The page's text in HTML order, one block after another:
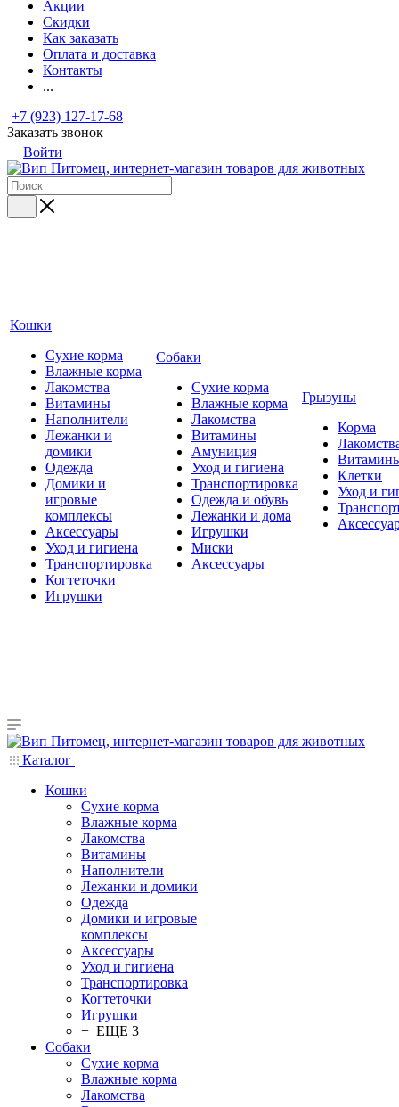
Акции
Скидки
Как заказать
Оплата и доставка
Контакты
...
+7 (923) 127-17-68
Заказать звонок
Войти
Кошки
Сухие корма
Влажные корма
Лакомства
Витамины
Наполнители
Лежанки и
домики
Одежда
Домики и
игровые
комплексы
Аксессуары
Уход и гигиена
Транспортировка
Когтеточки
Игрушки
Собаки
Сухие корма
Влажные корма
Лакомства
Витамины
Амуниция
Уход и гигиена
Транспортировка
Одежда и обувь
Лежанки и дома
Игрушки
Миски
Аксессуары
Грызуны
Корма
Клетки
Уход и
Каталог
Кошки
Сухие корма
Влажные корма
Лакомства
Витамины
Наполнители
Лежанки и домики
Одежда
Домики и игровые
комплексы
Аксессуары
Уход и гигиена
Транспортировка
Когтеточки
Игрушки
+ ЕЩЕ 3
Собаки
Сухие корма
Влажные корма
Лакомства